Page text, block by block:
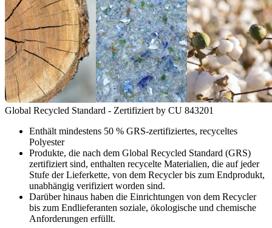
Global Recycled Standard - Zertifiziert by CU 843201
Enthält mindestens 50 % GRS-zertifiziertes, recyceltes
Polyester
Produkte, die nach dem Global Recycled Standard (GRS)
zertifiziert sind, enthalten recycelte Materialien, die auf jeder
Stufe der Lieferkette, von dem Recycler bis zum Endprodukt,
unabhängig verifiziert worden sind.
Darüber hinaus haben die Einrichtungen von dem Recycler
bis zum Endlieferanten soziale, ökologische und chemische
Anforderungen erfüllt.